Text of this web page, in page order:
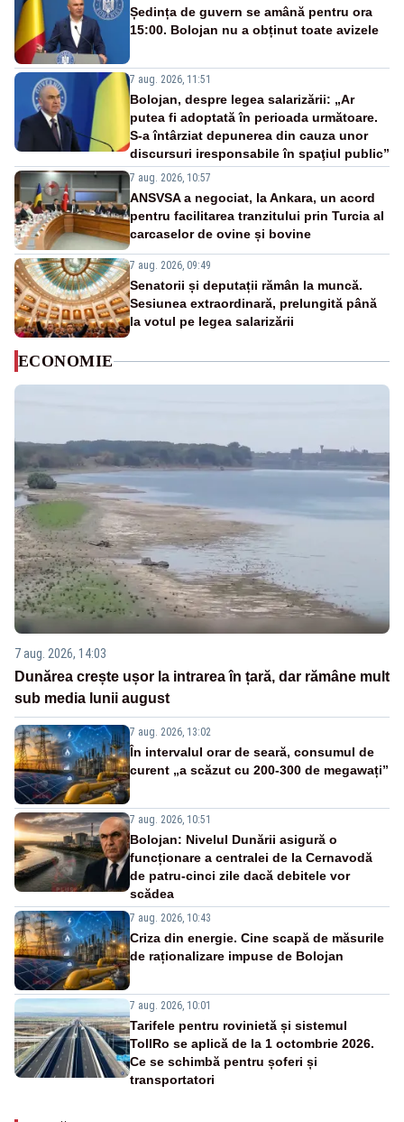
Ședința de guvern se amână pentru ora
15:00. Bolojan nu a obținut toate avizele
7 aug. 2026, 11:51
Bolojan, despre legea salarizării: „Ar
putea fi adoptată în perioada următoare.
S-a întârziat depunerea din cauza unor
discursuri iresponsabile în spaţiul public”
7 aug. 2026, 10:57
ANSVSA a negociat, la Ankara, un acord
pentru facilitarea tranzitului prin Turcia al
carcaselor de ovine și bovine
7 aug. 2026, 09:49
Senatorii și deputații rămân la muncă.
Sesiunea extraordinară, prelungită până
la votul pe legea salarizării
ECONOMIE
7 aug. 2026, 14:03
Dunărea crește ușor la intrarea în țară, dar rămâne mult
sub media lunii august
7 aug. 2026, 13:02
În intervalul orar de seară, consumul de
curent „a scăzut cu 200-300 de megawați”
7 aug. 2026, 10:51
Bolojan: Nivelul Dunării asigură o
funcționare a centralei de la Cernavodă
de patru-cinci zile dacă debitele vor
scădea
7 aug. 2026, 10:43
Criza din energie. Cine scapă de măsurile
de raționalizare impuse de Bolojan
7 aug. 2026, 10:01
Tarifele pentru rovinietă și sistemul
TollRo se aplică de la 1 octombrie 2026.
Ce se schimbă pentru șoferi și
transportatori